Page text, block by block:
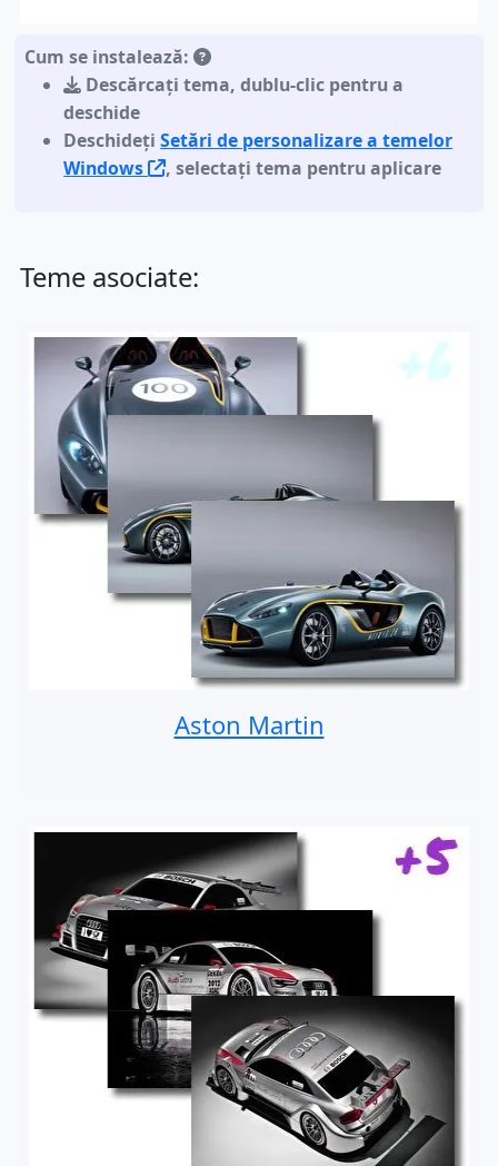
Cum se instalează:
Descărcați tema,dublu-clic pentru a
deschide
DeschidețiSetări de personalizare a temelor
Windows
, selectați tema pentru aplicare
Teme asociate:
Aston Martin